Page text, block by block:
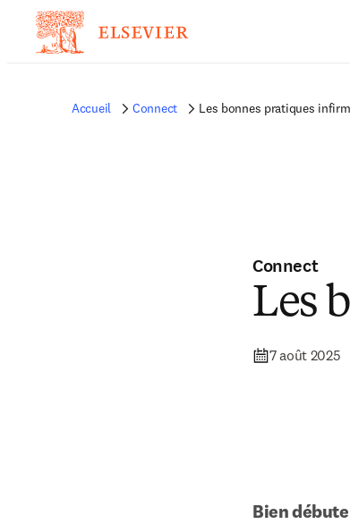
Accueil Connect Les bonnes pratiques
Connect
Les
7 août 2025
Bien